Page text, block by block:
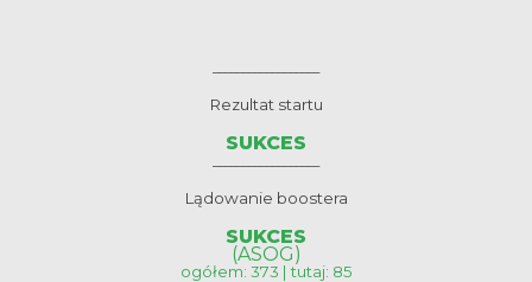
Rezultat startu
SUKCES
Lądowanie boostera
SUKCES
(ASOG)
ogółem: 373 | tutaj: 85